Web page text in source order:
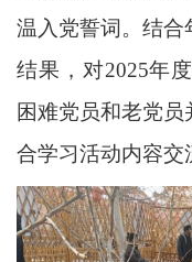
温入党誓词。结合
结果，对2025年
困难党员和老党
合学习活动内容交